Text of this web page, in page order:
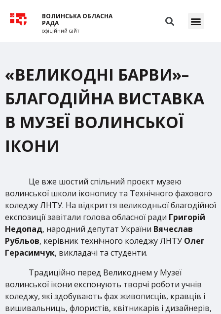
ВОЛИНСЬКА ОБЛАСНА
РАДА
офіційний сайт
«ВЕЛИКОДНІ БАРВИ»–
БЛАГОДІЙНА ВИСТАВКА
В МУЗЕЇ ВОЛИНСЬКОЇ
ІКОНИ
Це вже шостий спільний проєкт музею
волинської школи іконопису та Технічного фахового
коледжу ЛНТУ. На відкриття великодньої благодійної
експозиції завітали голова обласної ради Григорій
Недопад, народний депутат України Вячеслав
Рубльов, керівник технічного коледжу ЛНТУ Олег
Герасимчук, викладачі та студенти.
Традиційно перед Великоднем у Музеї
волинської ікони експонують творчі роботи учнів
коледжу, які здобувають фах живописців, кравців і
вишивальниць, флористів, квітникарів і дизайнерів,